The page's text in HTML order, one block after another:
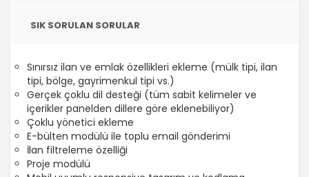
SIK SORULAN SORULAR
Sınırsız ilan ve emlak özellikleri ekleme (mülk tipi, ilan
tipi, bölge, gayrimenkul tipi vs.)
Gerçek çoklu dil desteği (tüm sabit kelimeler ve
içerikler panelden dillere göre eklenebiliyor)
Çoklu yönetici ekleme
E-bülten modülü ile toplu email gönderimi
İlan filtreleme özelliği
Proje modülü